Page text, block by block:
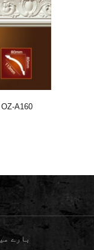
Carving کے کمگنی سانچہ سازی OZ-A160